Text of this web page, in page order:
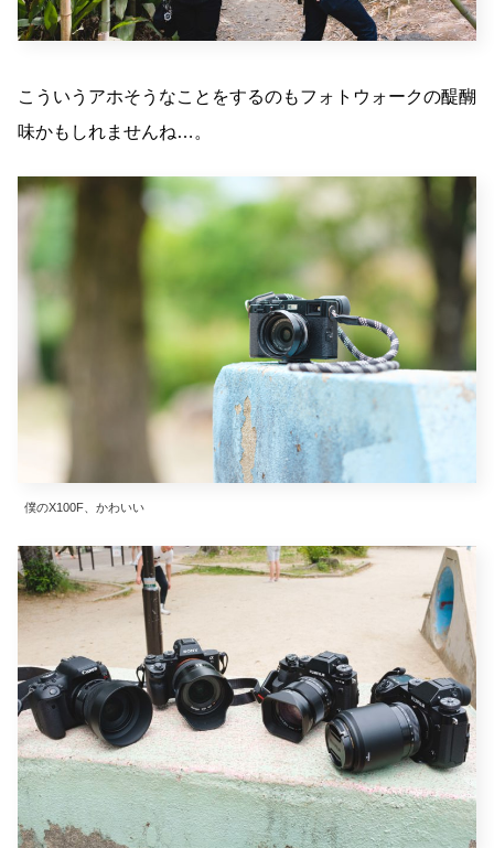
こういうアホそうなことをするのもフォトウォークの醍醐
味かもしれませんね…。
僕のX100F、かわいい